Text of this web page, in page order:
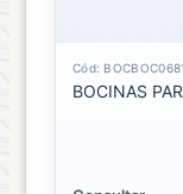
Cód:
BOCINAS